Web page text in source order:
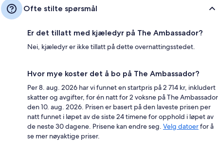
Ofte stilte spørsmål
Er det tillatt med kjæledyr på The Ambassador?
Nei, kjæledyr er ikke tillatt på dette overnattingsstedet.
Hvor mye koster det å bo på The Ambassador?
Per 8. aug. 2026 har vi funnet en startpris på 2 714 kr, inkludert
skatter og avgifter, for én natt for 2 voksne på The Ambassador
den 10. aug. 2026. Prisen er basert på den laveste prisen per
natt funnet i løpet av de siste 24 timene for opphold i løpet av
de neste 30 dagene. Prisene kan endre seg. Velg datoerfor å
se mer nøyaktige priser.